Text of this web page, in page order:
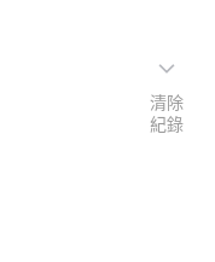
清除
紀錄